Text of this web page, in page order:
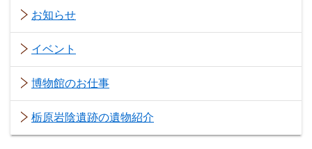
お知らせ
イベント
博物館のお仕事
栃原岩陰遺跡の遺物紹介